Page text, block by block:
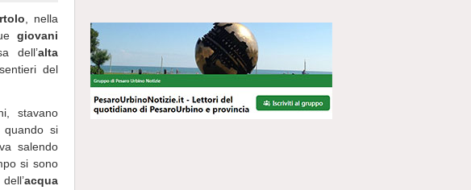
, nella
giovani
dell’alta
del
stavano
quando si
salendo
si sono
acqua